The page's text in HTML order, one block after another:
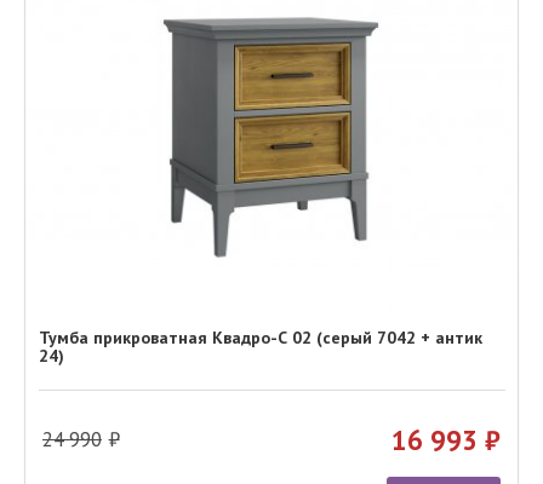
Тумба прикроватная Квадро-С 02 (серый 7042 + антик
24)
24 990 16 993